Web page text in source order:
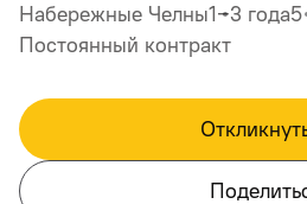
Набережные Челны1‒3 года5
Постоянный контракт